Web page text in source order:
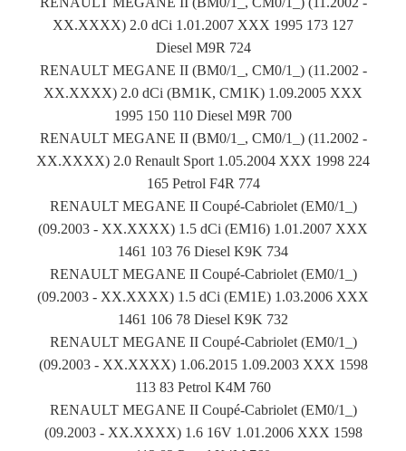
XX.XXXX) 2.0 dCi 1.01.2007 XXX 1995 173 127
Diesel M9R 724
RENAULT MEGANE II (BM0/1_, CM0/1_) (11.2002 -
XX.XXXX) 2.0 dCi (BM1K, CM1K) 1.09.2005 XXX
1995 150 110 Diesel M9R 700
RENAULT MEGANE II (BM0/1_, CM0/1_) (11.2002 -
XX.XXXX) 2.0 Renault Sport 1.05.2004 XXX 1998 224
165 Petrol F4R 774
RENAULT MEGANE II Coupé-Cabriolet (EM0/1_)
(09.2003 - XX.XXXX) 1.5 dCi (EM16) 1.01.2007 XXX
1461 103 76 Diesel K9K 734
RENAULT MEGANE II Coupé-Cabriolet (EM0/1_)
(09.2003 - XX.XXXX) 1.5 dCi (EM1E) 1.03.2006 XXX
1461 106 78 Diesel K9K 732
RENAULT MEGANE II Coupé-Cabriolet (EM0/1_)
(09.2003 - XX.XXXX) 1.06.2015 1.09.2003 XXX 1598
113 83 Petrol K4M 760
RENAULT MEGANE II Coupé-Cabriolet (EM0/1_)
(09.2003 - XX.XXXX) 1.6 16V 1.01.2006 XXX 1598